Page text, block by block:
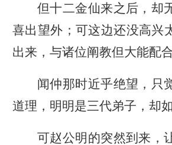
但十二金仙来之后，却
喜出望外；可这边还没高兴
出来，与诸位阐教但大能配
闻仲那时近乎绝望，只
道理，明明是三代弟子，却如
可赵公明的突然到来，